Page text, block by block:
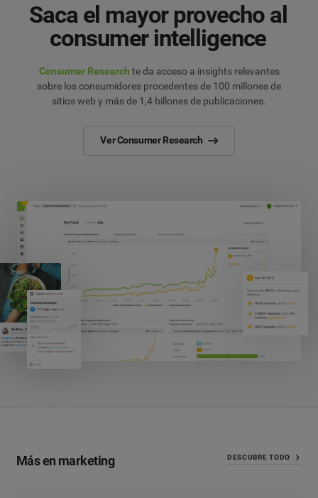
Saca el mayor provecho al
consumer intelligence
Consumer Research te da acceso a insights relevantes
sobre los consumidores procedentes de 100 millones de
sitios web y más de 1,4 billones de publicaciones.
Ver Consumer Research
Más en marketing DESCUBRE TODO